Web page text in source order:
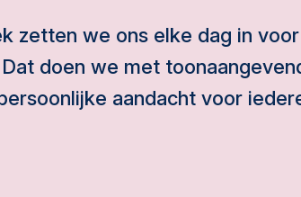
zetten we ons elke dag in
doen we met
aandacht voor